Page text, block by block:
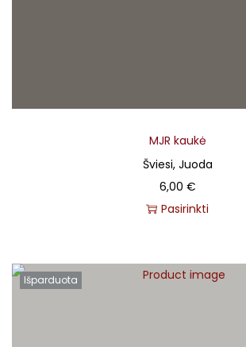
MJR kaukė
Šviesi, Juoda
6,00 €
Pasirinkti
Išparduota